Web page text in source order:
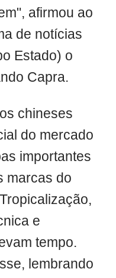
afirmou ao
de notícias
Estado) o
Capra.
chineses
do mercado
importantes
marcas do
e
tempo.
lembrando